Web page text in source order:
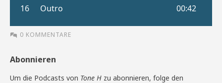
0 KOMMENTARE
Abonnieren
Um die Podcasts von Tone H zu abonnieren, folge den